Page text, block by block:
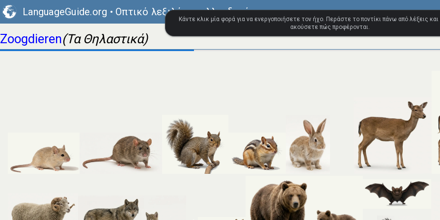
LanguageGuide.org • Οπτικό λεξιλόγιο ολλανδικών
Zoogdieren(Τα Θηλαστικά)
Κάντε κλικ μία φορά για να ενεργοποιήσετε τον ήχο. Περάστε το ποντίκι πάνω από λέξεις
ακούσετε πώς προφέρονται.